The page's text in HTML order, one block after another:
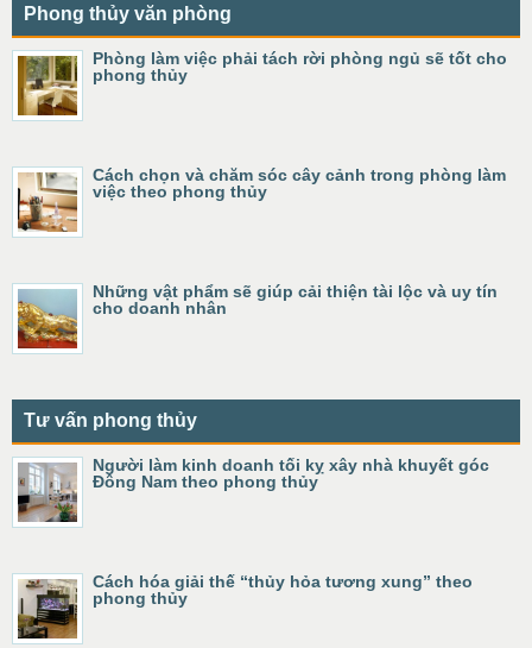
Phong thủy văn phòng
Phòng làm việc phải tách rời phòng ngủ sẽ tốt cho
phong thủy
Cách chọn và chăm sóc cây cảnh trong phòng làm
việc theo phong thủy
Những vật phẩm sẽ giúp cải thiện tài lộc và uy tín
cho doanh nhân
Tư vấn phong thủy
Người làm kinh doanh tối kỵ xây nhà khuyết góc
Đông Nam theo phong thủy
Cách hóa giải thế “thủy hỏa tương xung” theo
phong thủy